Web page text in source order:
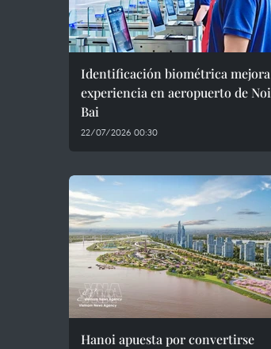
Identificación biométrica mejora
experiencia en aeropuerto de Noi
Bai
22/07/2026 00:30
Hanoi apuesta por convertirse